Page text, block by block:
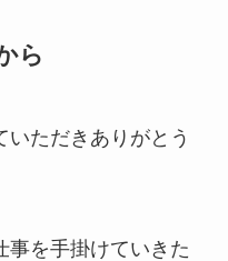
ら
いただきありがとう
事を手掛けていきた